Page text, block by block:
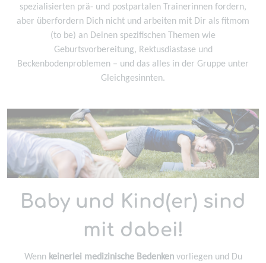
spezialisierten prä- und postpartalen Trainerinnen fordern,
aber überfordern Dich nicht und arbeiten mit Dir als fitmom
(to be) an Deinen spezifischen Themen wie
Geburtsvorbereitung, Rektusdiastase und
Beckenbodenproblemen – und das alles in der Gruppe unter
Gleichgesinnten.
Baby und Kind(er) sind
mit dabei!
Wenn keinerlei medizinische Bedenkenvorliegen und Du